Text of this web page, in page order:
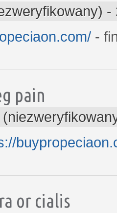
-
-
pain
or cialis